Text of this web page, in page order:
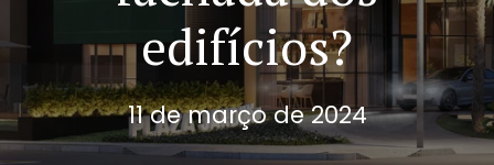
edifícios?
11 de março de 2024